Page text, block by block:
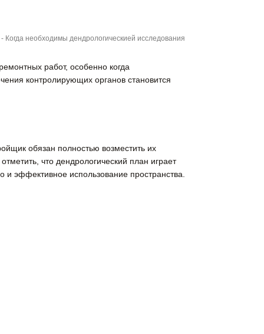
- Когда необходимы дендрологическией исследования
работ, особенно когда
контролирующих органов становится
обязан полностью возместить их
что дендрологический план играет
эффективное использование пространства.